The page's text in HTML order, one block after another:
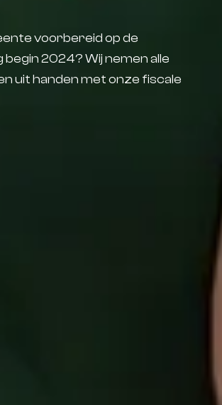
voorbereid op de
2024? Wij nemen alle
uit handen met onze fiscale